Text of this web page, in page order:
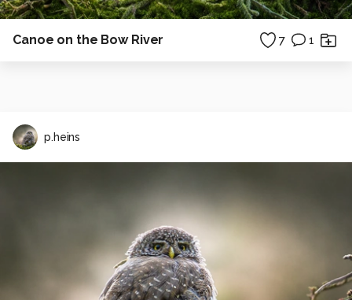
Canoe on the Bow River 7 1
p.heins